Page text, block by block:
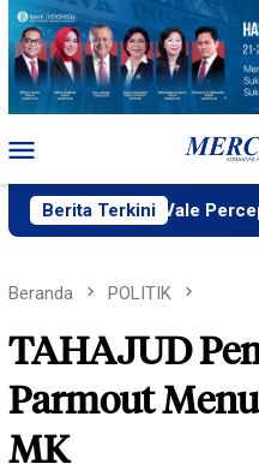
Loncat
konten
Mobile
Berita Terkini
ID, PT Vale Percepat
Beranda POLITIK
TAHAJUD
Parmout
MK